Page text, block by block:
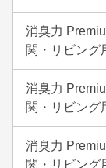
消臭力
関・リビング
消臭力
関・リビング
消臭力
関・リビング